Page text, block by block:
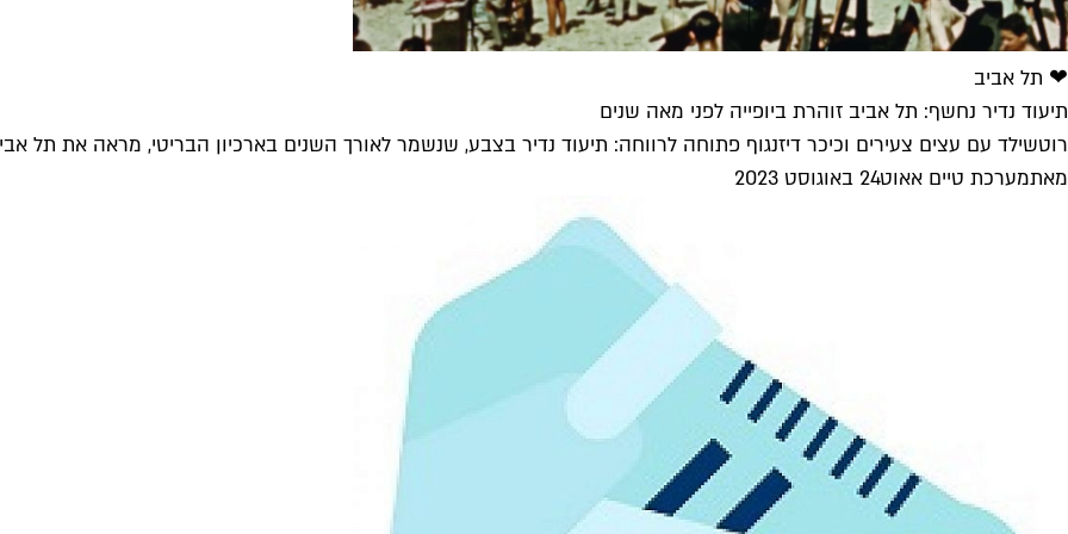
❤ תל אביב
תיעוד נדיר נחשף: תל אביב זוהרת ביופייה לפני מאה שנים
רוטשילד עם עצים צעירים וכיכר דיזנגוף פתוחה לרווחה: תיעוד נדיר בצבע, שנשמר לאורך השנים בארכיון הבריטי, מראה את תל
מאתמערכת טיים אאוט24 באוגוסט 2023